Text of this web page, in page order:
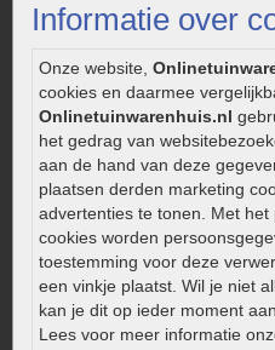
Informatie over
Onze website,
cookies en daarmee
Onlinetuinwarenhuis.nl
het gedrag van
aan de hand van deze
plaatsen derden marketing
advertenties te tonen. Met
cookies worden
toestemming voor deze
een vinkje plaatst. Wil je niet
kan je dit op ieder moment
Lees voor meer informatie
Legverbanden gebakken
Aanlegtips voor gebakken
Zelf een terras aanleggen
Kleine stadstuin inrichten
0320 – 219170
Kaapstanderweg 41
8243 RB Lelystad
info@onlinetuinwarenhuis.nl
Routebeschrijving